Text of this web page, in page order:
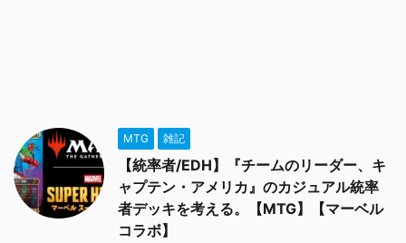
MTG 雑記
【統率者/EDH】『チームのリーダー、キ
ャプテン・アメリカ』のカジュアル統率
者デッキを考える。【MTG】【マーベル
コラボ】